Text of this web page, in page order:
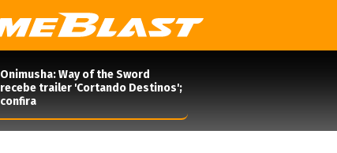
Onimusha: Way of the Sword
recebe trailer 'Cortando Destinos';
confira